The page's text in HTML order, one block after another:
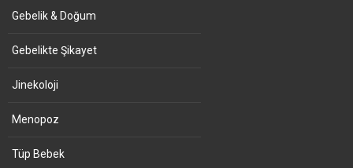
Gebelik & Doğum
Gebelikte Şikayet
Jinekoloji
Menopoz
Tüp Bebek